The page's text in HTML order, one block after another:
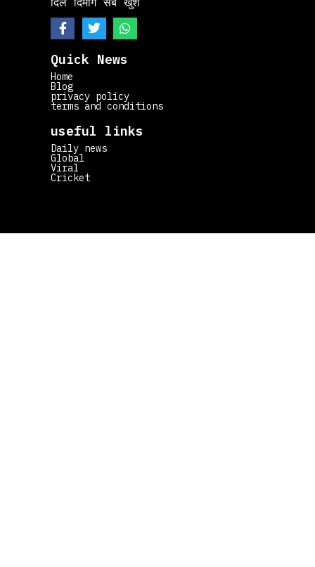
Quick News
Home
Blog
privacy policy
terms and conditions
useful links
Daily news
Global
Viral
Cricket